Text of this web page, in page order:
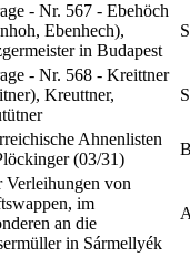
- Nr. 567 - Ebehöch
Ebenhech),
in Budapest
- Nr. 568 - Kreittner
Kreuttner,
Ahnenlisten
(03/31)
Verleihungen von
im
an die
in Sármellyék